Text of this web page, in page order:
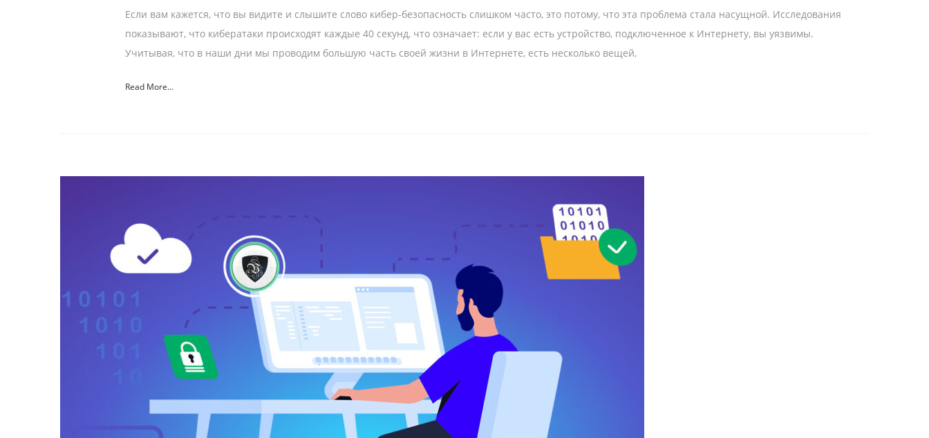
Если вам кажется, что вы видите и слышите слово кибер-безопасность слишком часто, это потому, что эта проблема стала насущной. Исследования
показывают, что кибератаки происходят каждые 40 секунд, что означает: если у вас есть устройство, подключенное к Интернету, вы уязвимы.
Учитывая, что в наши дни мы проводим большую часть своей жизни в Интернете, есть несколько вещей,
Read More...